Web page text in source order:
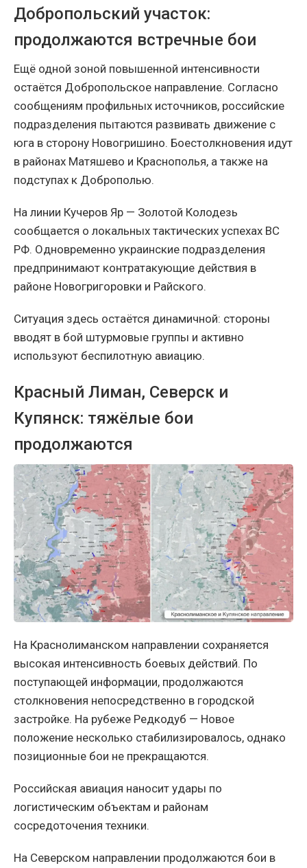
Добропольский участок:
продолжаются встречные бои
Ещё одной зоной повышенной интенсивности
остаётся Добропольское направление. Согласно
сообщениям профильных источников, российские
подразделения пытаются развивать движение с
юга в сторону Новогришино. Боестолкновения идут
в районах Матяшево и Краснополья, а также на
подступах к Доброполью.
На линии Кучеров Яр — Золотой Колодезь
сообщается о локальных тактических успехах ВС
РФ. Одновременно украинские подразделения
предпринимают контратакующие действия в
районе Новогригоровки и Райского.
Ситуация здесь остаётся динамичной: стороны
вводят в бой штурмовые группы и активно
используют беспилотную авиацию.
Красный Лиман, Северск и
Купянск: тяжёлые бои
продолжаются
На Краснолиманском направлении сохраняется
высокая интенсивность боевых действий. По
поступающей информации, продолжаются
столкновения непосредственно в городской
застройке. На рубеже Редкодуб — Новое
положение несколько стабилизировалось, однако
позиционные бои не прекращаются.
Российская авиация наносит удары по
логистическим объектам и районам
сосредоточения техники.
На Северском направлении продолжаются бои в